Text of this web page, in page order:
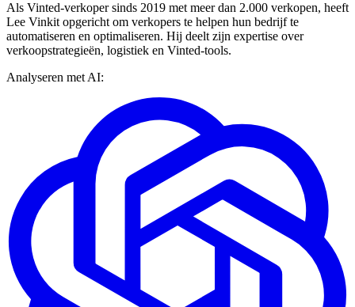
Als Vinted-verkoper sinds 2019 met meer dan 2.000 verkopen, heeft
Lee Vinkit opgericht om verkopers te helpen hun bedrijf te
automatiseren en optimaliseren. Hij deelt zijn expertise over
verkoopstrategieën, logistiek en Vinted-tools.
Analyseren met AI: